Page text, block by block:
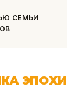
СЕМЬИ
ЭПОХИ